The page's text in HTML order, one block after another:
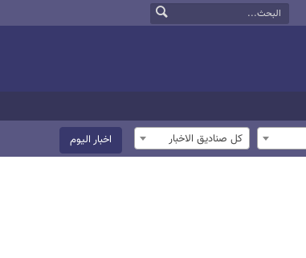
كل صناديق الاخبار اخبار الیوم